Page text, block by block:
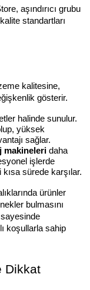
aşındırıcı grubu
standartları
kalitesine,
gösterir.
halinde sunulur.
yüksek
sağlar.
makineleri daha
işlerde
sürede karşılar.
ürünler
bulmasını
sayesinde
koşullarla sahip
Dikkat